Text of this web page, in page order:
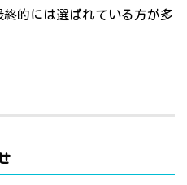
的には選ばれている方が多